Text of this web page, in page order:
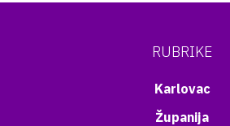
RUBRIKE
Karlovac
Županija